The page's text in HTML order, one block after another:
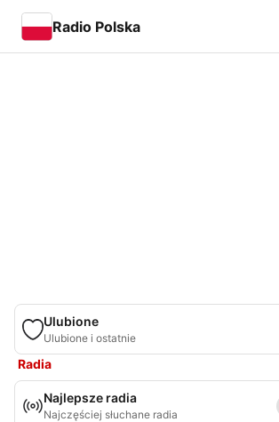
Radio Polska
Ulubione
Ulubione i ostatnie
Radia
Najlepsze radia
Najczęściej słuchane radia